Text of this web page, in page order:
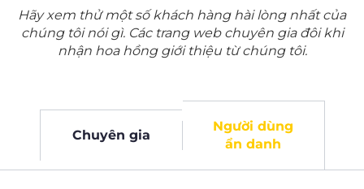
Hãy xem thử một số khách hàng hài lòng nhất của
chúng tôi nói gì. Các trang web chuyên gia đôi khi
nhận hoa hồng giới thiệu từ chúng tôi.
Chuyên gia
Người dùng
ẩn danh